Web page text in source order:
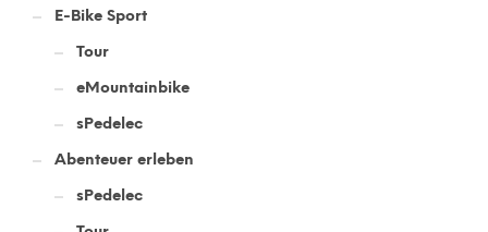
E-Bike Sport
Tour
eMountainbike
sPedelec
Abenteuer erleben
sPedelec